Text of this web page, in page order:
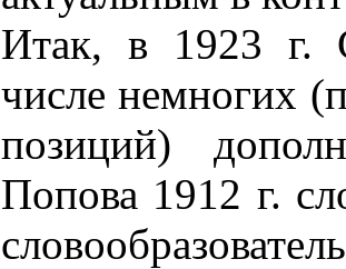
Итак, в 1923 г.
числе немногих
позиций)
Попова 1912 г.